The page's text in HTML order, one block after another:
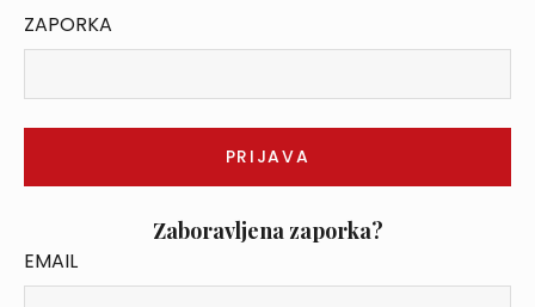
ZAPORKA
Zaboravljena zaporka?
EMAIL